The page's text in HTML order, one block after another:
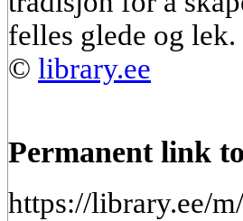
felles glede og lek.
© library.ee
Permanent link
https://library.ee/